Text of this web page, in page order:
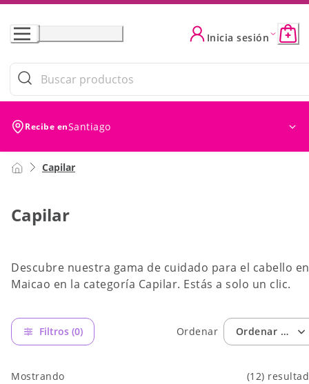
Skip
Content
Inicia sesión
Recibe enSantiago
Capilar
Capilar
Descubre nuestra gama de cuidado para el cabello en
Maicao en la categoría Capilar. Estás a solo un clic.
Filtros (0) Ordenar Ordenar por:
Mostrando (12)